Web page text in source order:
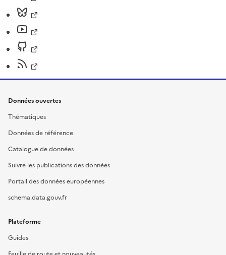
Données ouvertes
Thématiques
Données de référence
Catalogue de données
Suivre les publications des données
Portail des données européennes
schema.data.gouv.fr
Plateforme
Guides